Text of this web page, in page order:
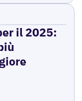
il 2025: